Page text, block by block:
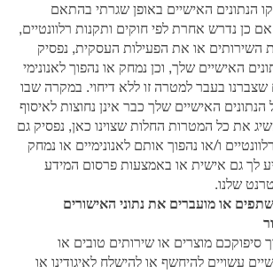
הנתונים האישיים באופן שגרתי בהתאם
כן נדרש אחרת לפי חוקים ותקנות רלוונטיים,
או את הפעילות העסקית, נפסיק
האישיים שלך, וכן נמחק או נהפוך לאנונימי
שצברנו בעבר למטרה זו ללא דיחוי. במקרה שבו
הנתונים האישיים שלך כבר אינן נחוצות לאיסוף
את כל המטרות החלות שצוינו כאן, נפסיק גם
ו/או נהפוך אותם לאנונימיים או נמחק
לך גם אישית או באמצעות פרסום המידע
שלנו.
סיפוקכם מוצרים או שירותים טובים או
עשויים להיחשף או להישלח לאיגודינו או